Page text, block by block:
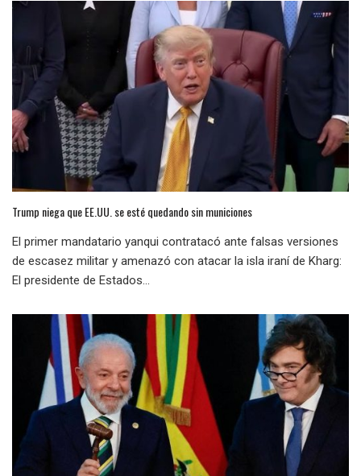
Trump niega que EE.UU. se esté quedando sin municiones
El primer mandatario yanqui contratacó ante falsas versiones
de escasez militar y amenazó con atacar la isla iraní de Kharg:
El presidente de Estados...